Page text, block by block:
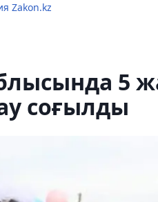
Zakon.kz
5
соғылды